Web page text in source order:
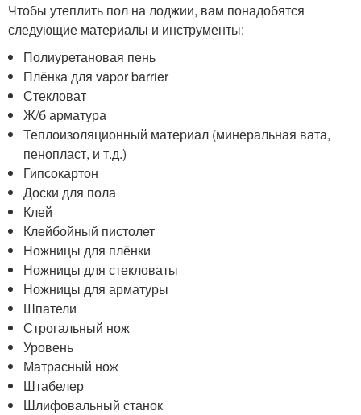
Чтобы утеплить пол на лоджии, вам понадобятся
следующие материалы и инструменты:
Полиуретановая пень
Плёнка для vapor barrier
Стекловат
Ж/б арматура
Теплоизоляционный материал (минеральная вата,
пенопласт, и т.д.)
Гипсокартон
Доски для пола
Клей
Клейбойный пистолет
Ножницы для плёнки
Ножницы для стекловаты
Ножницы для арматуры
Шпатели
Строгальный нож
Уровень
Матрасный нож
Штабелер
Шлифовальный станок